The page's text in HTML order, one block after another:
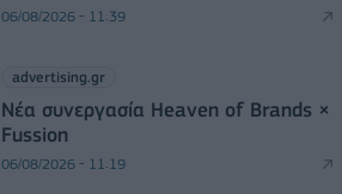
06/08/2026 - 11:39
advertising.gr
Νέα συνεργασία Heaven of Brands ×
Fussion
06/08/2026 - 11:19